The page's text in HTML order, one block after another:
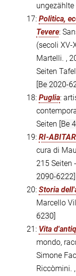
ungezählte
17: Politica,
Tevere:
(secoli XV-
Martelli. ,
Seiten
[Be 2020-
18: Puglia:
Seiten [Be
19: RI-
cura di
215 Seiten
2090-6222]
20: Storia
Marcello
6230]
21: Vita
mondo,
Simone
Riccòmini.